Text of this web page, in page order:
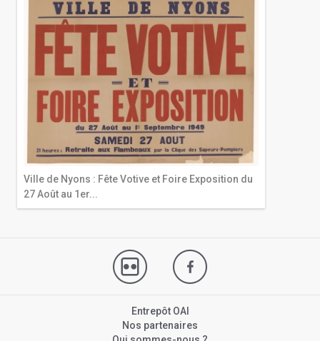
Ville de Nyons : Fête Votive et Foire Exposition du
27 Août au 1er...
Entrepôt OAI
Nos partenaires